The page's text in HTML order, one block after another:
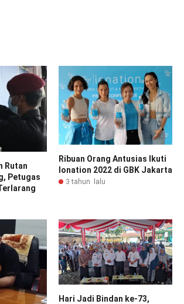
Rutan
Petugas
Ribuan Orang Antusias Ikuti
Ionation 2022 di GBK Jakarta
3 tahun lalu
Hari Jadi Bindan ke-73,